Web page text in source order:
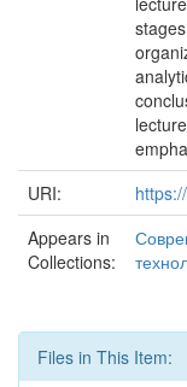
URI:
Appears in
Collections:
Files in This Item: